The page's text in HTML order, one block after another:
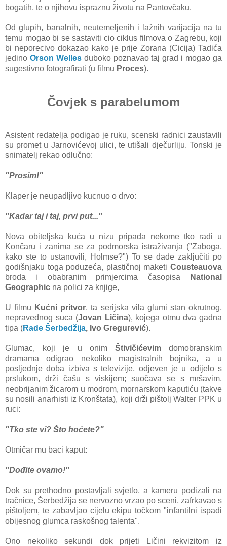
bogatih, te o njihovu ispraznu životu na Pantovčaku.
Od glupih, banalnih, neutemeljenih i lažnih varijacija na tu
temu mogao bi se sastaviti cio ciklus filmova o Zagrebu, koji
bi neporecivo dokazao kako je prije Zorana (Cicija) Tadića
jedino Orson Wellesduboko poznavao taj grad i mogao ga
sugestivno fotografirati (u filmu Proces).
Čovjek s parabelumom
Asistent redatelja podigao je ruku, scenski radnici zaustavili
su promet u Jarnovićevoj ulici, te utišali dječurliju. Tonski je
snimatelj rekao odlučno:
"Prosim!"
Klaper je neupadljivo kucnuo o drvo:
"Kadar taj i taj, prvi put..."
Nova obiteljska kuća u nizu pripada nekome tko radi u
Končaru i zanima se za podmorska istraživanja ("Zaboga,
kako ste to ustanovili, Holmse?") To se dade zaključiti po
godišnjaku toga poduzeća, plastičnoj maketi Cousteauova
broda i obabranim primjercima časopisa
National
Geographic na polici za knjige,
U filmu Kućni pritvor, ta serijska vila glumi stan okrutnog,
nepravednog suca (Jovan Ličina), kojega otmu dva gadna
tipa (Rade Šerbedžija, Ivo Gregurević).
Glumac, koji je u onim Štivičićevimdomobranskim
dramama odigrao nekoliko magistralnih bojnika, a u
posljednje doba izbiva s televizije, odjeven je u odijelo s
prslukom, drži čašu s viskijem; suočava se s mršavim,
neobrijanim žicarom u modrom, mornarskom kaputiću (takve
su nosili anarhisti iz Kronštata), koji drži pištolj Walter PPK u
ruci:
"Tko ste vi? Što hoćete?"
Otmičar mu baci kaput:
"Dođite ovamo!"
Dok su prethodno postavljali svjetlo, a kameru podizali na
tračnice, Šerbedžija se nervozno vrzao po sceni, zafrkavao s
pištoljem, te zabavljao cijelu ekipu točkom "infantilni ispadi
obijesnog glumca raskošnog talenta".
Ono nekoliko sekundi dok prijeti Ličini rekvizitom iz